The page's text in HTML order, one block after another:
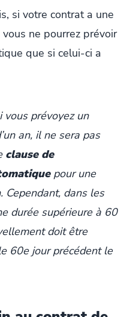
si votre contrat a une
ne pourrez prévoir
que si celui-ci a
vous prévoyez un
an, il ne sera pas
clause de
pour une
Cependant, dans les
durée supérieure à 60
doit être
60e jour précédent le